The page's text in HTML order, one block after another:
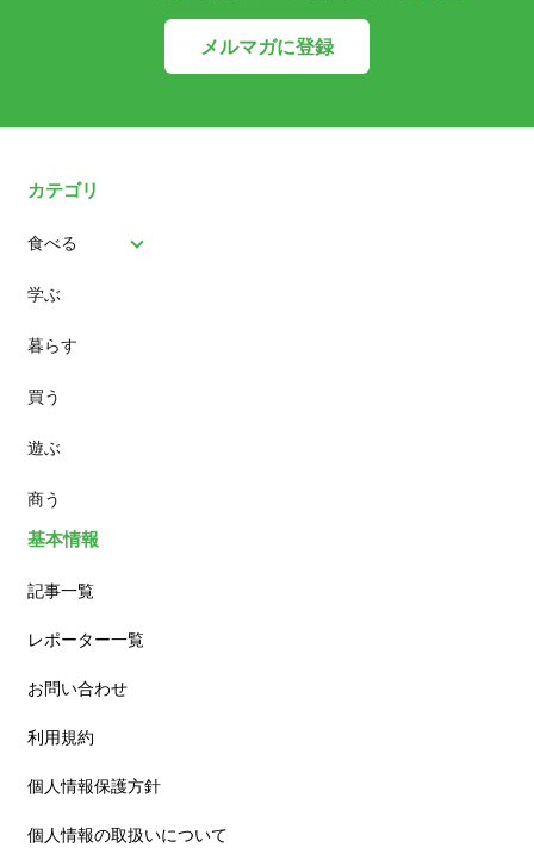
メルマガに登録
カテゴリ
食べる
パン
スイーツ
ランチ
カフェ
学ぶ
暮らす
買う
遊ぶ
商う
基本情報
記事一覧
レポーター一覧
お問い合わせ
利用規約
個人情報保護方針
個人情報の取扱いについて